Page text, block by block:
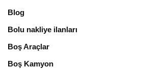
Blog
Bolu nakliye ilanları
Boş Araçlar
Boş Kamyon